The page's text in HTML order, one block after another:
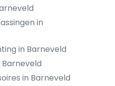
in
in Barneveld
in Barneveld